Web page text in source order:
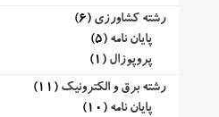
رشته کشاورزی (6)
پایان نامه (5)
پروپوزال (1)
رشته برق و الکترونیک (11)
پایان نامه (10)